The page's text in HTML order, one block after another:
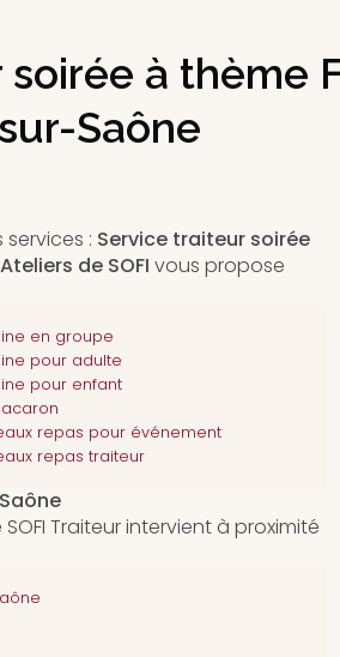
à thème
sur-Saône
services : Service traiteur soirée
de SOFI vous propose
en groupe
pour adulte
pour enfant
repas pour événement
repas traiteur
SOFI Traiteur intervient à proximité